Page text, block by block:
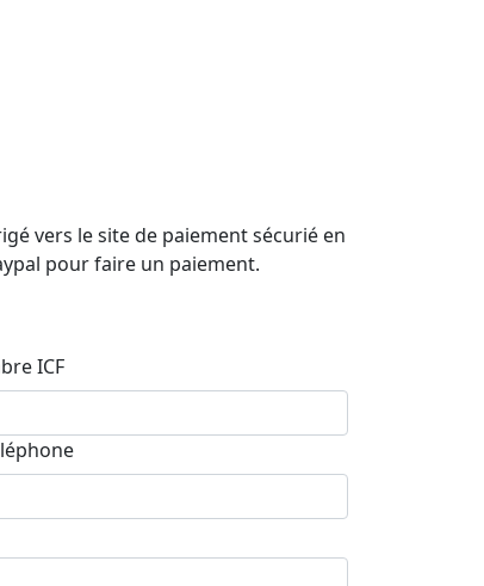
vers le site de paiement sécurié en
pour faire un paiement.
ICF